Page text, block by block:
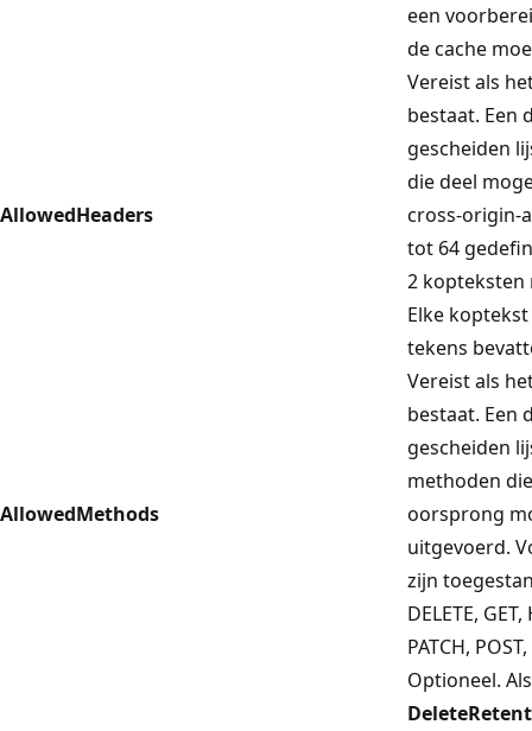
een
de cache
AllowedHeaders
Vereist als
bestaat. Een
gescheiden
die deel
cross-origin-
tot 64
2 kopteksten
Elke
tekens
AllowedMethods
Vereist als
bestaat. Een
gescheiden
methoden
oorsprong
uitgevoerd.
zijn
DELETE,
PATCH,
Optioneel.